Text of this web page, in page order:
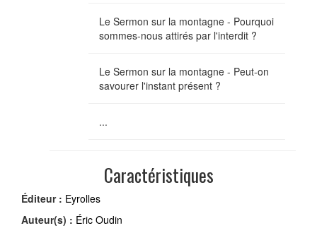
Le Sermon sur la montagne - Pourquoi
sommes-nous attirés par l'interdit ?
Le Sermon sur la montagne - Peut-on
savourer l'instant présent ?
...
Caractéristiques
Éditeur : Eyrolles
Auteur(s) : Éric Oudin